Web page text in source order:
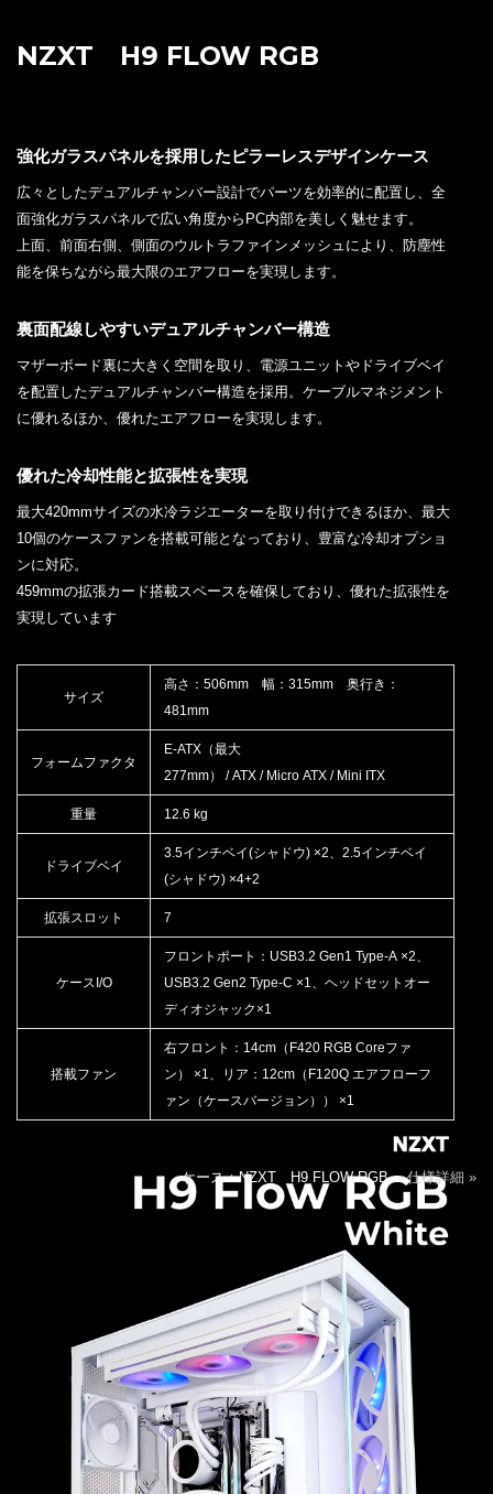
NZXT H9 FLOW RGB
強化ガラスパネルを採用したピラーレスデザインケース
広々としたデュアルチャンバー設計でパーツを効率的に配置し、全
面強化ガラスパネルで広い角度からPC内部を美しく魅せます。
上面、前面右側、側面のウルトラファインメッシュにより、防塵性
能を保ちながら最大限のエアフローを実現します。
裏面配線しやすいデュアルチャンバー構造
マザーボード裏に大きく空間を取り、電源ユニットやドライブベイ
を配置したデュアルチャンバー構造を採用。ケーブルマネジメント
に優れるほか、優れたエアフローを実現します。
優れた冷却性能と拡張性を実現
最大420mmサイズの水冷ラジエーターを取り付けできるほか、最大
10個のケースファンを搭載可能となっており、豊富な冷却オプショ
ンに対応。
459mmの拡張カード搭載スペースを確保しており、優れた拡張性を
実現しています
サイズ
高さ：506mm 幅：315mm 奥行き：
481mm
フォームファクタ
E-ATX（最大
277mm） / ATX / Micro ATX / Mini ITX
重量 12.6 kg
ドライブベイ
3.5インチベイ(シャドウ) ×2、2.5インチベイ
(シャドウ) ×4+2
拡張スロット 7
ケースI/O
フロントポート：USB3.2 Gen1 Type-A ×2、
USB3.2 Gen2 Type-C ×1、ヘッドセットオー
ディオジャック×1
搭載ファン
右フロント：14cm（F420 RGB Coreファ
ン） ×1、リア：12cm（F120Q エアフローフ
ァン（ケースバージョン）） ×1
ケース：NZXT H9 FLOW RGB仕様詳細 »